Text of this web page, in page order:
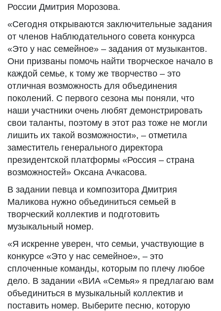
России Дмитрия Морозова.
«Сегодня открываются заключительные задания
от членов Наблюдательного совета конкурса
«Это у нас семейное» – задания от музыкантов.
Они призваны помочь найти творческое начало в
каждой семье, к тому же творчество – это
отличная возможность для объединения
поколений. С первого сезона мы поняли, что
наши участники очень любят демонстрировать
свои таланты, поэтому в этот раз тоже не могли
лишить их такой возможности», – отметила
заместитель генерального директора
президентской платформы «Россия – страна
возможностей» Оксана Ачкасова.
В задании певца и композитора Дмитрия
Маликова нужно объединиться семьей в
творческий коллектив и подготовить
музыкальный номер.
«Я искренне уверен, что семьи, участвующие в
конкурсе «Это у нас семейное», – это
сплоченные команды, которым по плечу любое
дело. В задании «ВИА «Семья» я предлагаю вам
объединиться в музыкальный коллектив и
поставить номер. Выберите песню, которую